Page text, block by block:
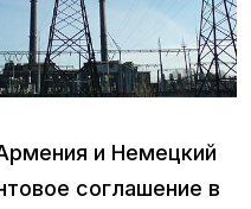
и Немецкий
соглашение в